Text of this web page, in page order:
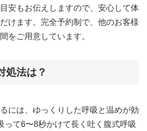
安もお伝えしますので、安心して体
けます。完全予約制で、他のお客様
をご用意しています。
処法は？
には、ゆっくりした呼吸と温めが効
って6〜8秒かけて長く吐く腹式呼吸